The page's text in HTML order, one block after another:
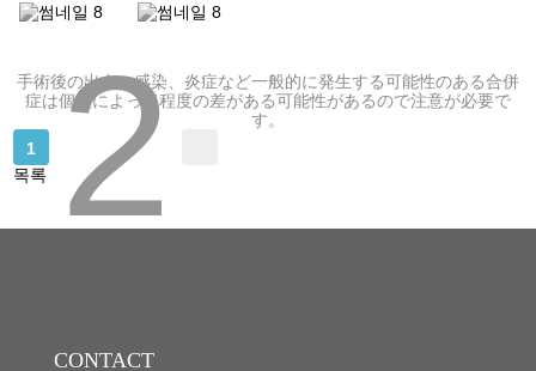
フレッシュホンドクター
ドクター紹介
診療時間·アクセス
手術後の出血、感染、炎症など一般的に発生する可能性のある合併
症は個人によって程度の差がある可能性があるので注意が必要で
す。
1
2
목록
CONTACT